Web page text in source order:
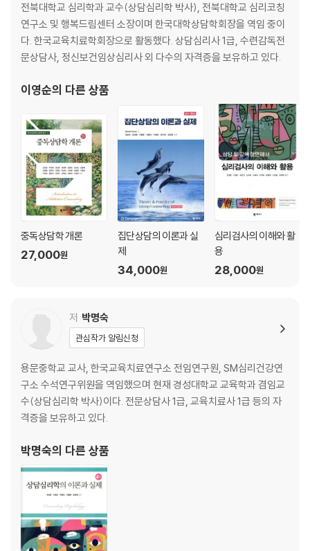
제6장 행동주의 상담
1. 행동주의 발달 과정
2. 행동주의 역사의 네 가지 경향
3. 주요 개념
5. 상담 사례
제7장 인간중심 상담
1. 주요 개념
2. 심리적 문제의 발생
3. 상담 과정과 기법
4. 상담 사례
제8장 인지행동 상담
1. 인지행동 상담 이론의 종류
4. Beck의 인지행동치료
5. Meichenbaum의 인지행동수정
7. 인지행동 상담의 최근 동향과 전망
8. 공헌점과 비판점
제9장 게슈탈트 상담
1. 주요 개념
2. 상담의 원리
3. 상담 과정과 기법
4. 상담 사례
5. 공헌점과 비판점
제10장 교류분석 상담
전북대학교 심리학과 교수(상담심리학 박사), 전북대학교 심리코칭
연구소 및 행복드림센터 소장이며 한국대학상담학회장을 역임 중이
다. 한국교육치료학회장으로 활동했다. 상담심리사 1급, 수련감독전
문상담사, 정신보건임상심리사 외 다수의 자격증을 보유하고 있다.
이영순의 다른 상품
중독상담학 개론
27,000원
집단상담의 이론과 실
제
34,000원
심리검사의 이해와 활
용
28,000원
저 박명숙
관심작가 알림신청
용문중학교 교사, 한국교육치료연구소 전임연구원, SM심리건강연
구소 수석연구위원을 역임했으며 현재 경성대학교 교육학과 겸임교
수(상담심리학 박사)이다. 전문상담사 1급, 교육치료사 1급 등의 자
격증을 보유하고 있다.
박명숙의 다른 상품